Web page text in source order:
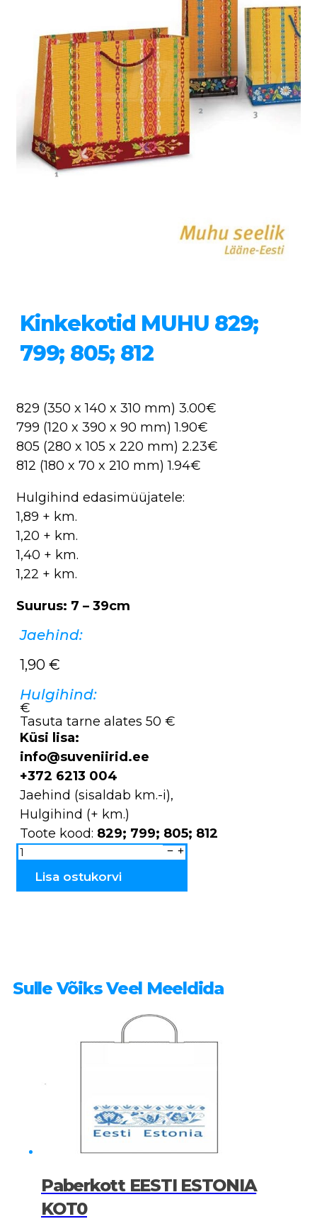
Kinkekotid MUHU 829;
799; 805; 812
829 (350 x 140 x 310 mm) 3.00€
799 (120 x 390 x 90 mm) 1.90€
805 (280 x 105 x 220 mm) 2.23€
812 (180 x 70 x 210 mm) 1.94€
Hulgihind edasimüüjatele:
1,89 + km.
1,20 + km.
1,40 + km.
1,22 + km.
Suurus: 7 – 39cm
Jaehind:
1,90 €
Hulgihind:
€
Tasuta tarne alates 50 €
Küsi lisa:
info@suveniirid.ee
+372 6213 004
Jaehind (sisaldab km.-i),
Hulgihind (+ km.)
Toote kood: 829; 799; 805; 812
Kinkekotid
MUHU
829;
kogus
Lisa ostukorvi
Sulle Võiks Veel Meeldida
Paberkott EESTI ESTONIA
KOT0